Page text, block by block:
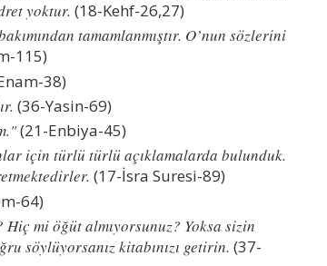
yoktur. (18-Kehf-26,27)
tamamlanmıştır. O’nun sözlerini
115)
38)
(36-Yasin-69)
(21-Enbiya-45)
için türlü türlü açıklamalarda bulunduk.
(17-İsra Suresi-89)
64)
mi öğüt almıyorsunuz? Yoksa sizin
söylüyorsanız kitabınızı getirin. (37-